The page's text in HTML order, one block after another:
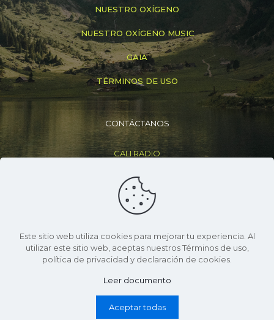
NUESTRO OXÍGENO
NUESTRO OXÍGENO MUSIC
GAIA
TÉRMINOS DE USO
CONTÁCTANOS
CALI RADIO
+(57) 316 830 6307
info@caliradio.co
Este sitio web utiliza cookies para mejorar tu experiencia. Al
utilizar este sitio web, aceptas nuestros Términos de uso,
política de privacidad y declaración de cookies.
Leer documento
Aceptar todas